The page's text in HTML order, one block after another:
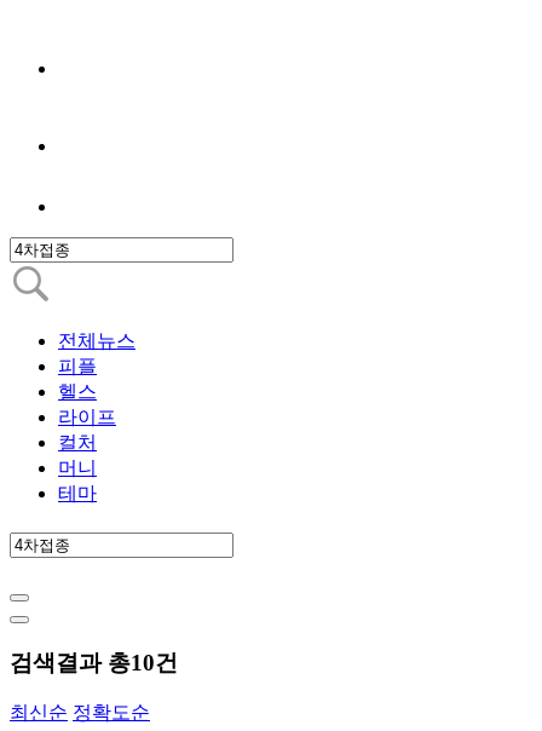
전체뉴스
피플
헬스
라이프
컬처
머니
테마
검색결과 총10건
최신순 정확도순